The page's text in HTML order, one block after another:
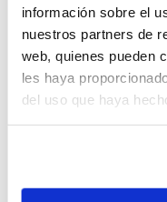
información sobre el
nuestros partners de
web, quienes pueden
les haya
del uso que haya
Multimedia